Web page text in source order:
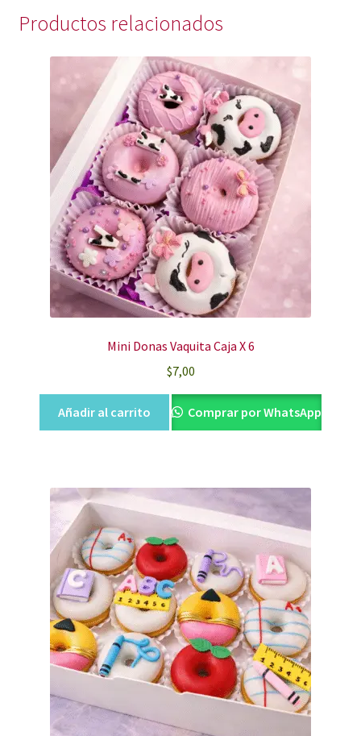
Productos relacionados
Mini Donas Vaquita Caja X 6
$7,00
Añadir al carrito Comprar por WhatsApp